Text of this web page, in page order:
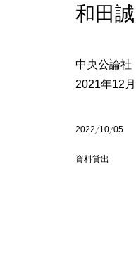
和田
中央公論社
2021年12
2022/10/05
資料貸出